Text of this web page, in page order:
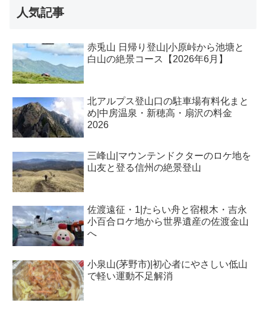
人気記事
赤兎山 日帰り登山|小原峠から池塘と
白山の絶景コース【2026年6月】
北アルプス登山口の駐車場有料化まと
め|中房温泉・新穂高・扇沢の料金
2026
三峰山|マウンテンドクターのロケ地を
山友と登る信州の絶景登山
佐渡遠征・1|たらい舟と宿根木・吉永
小百合ロケ地から世界遺産の佐渡金山
へ
小泉山(茅野市)|初心者にやさしい低山
で軽い運動不足解消